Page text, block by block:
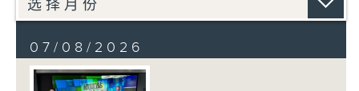
07/08/2026